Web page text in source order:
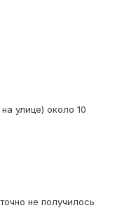
улице) около 10
не получилось